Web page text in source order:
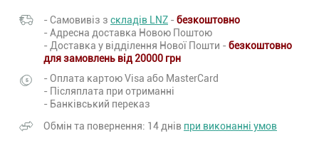
- Самовивіз з складів LNZ - безкоштовно
- Адресна доставка Новою Поштою
- Доставка у відділення Нової Пошти - безкоштовно
для замовлень від 20000 грн
- Оплата картою Visa або MasterCard
- Післяплата при отриманні
- Банківський переказ
Обмін та повернення: 14 днів при виконанні умов